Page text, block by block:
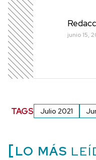
junio 15,
TAGS Julio 2021
LO MÁS